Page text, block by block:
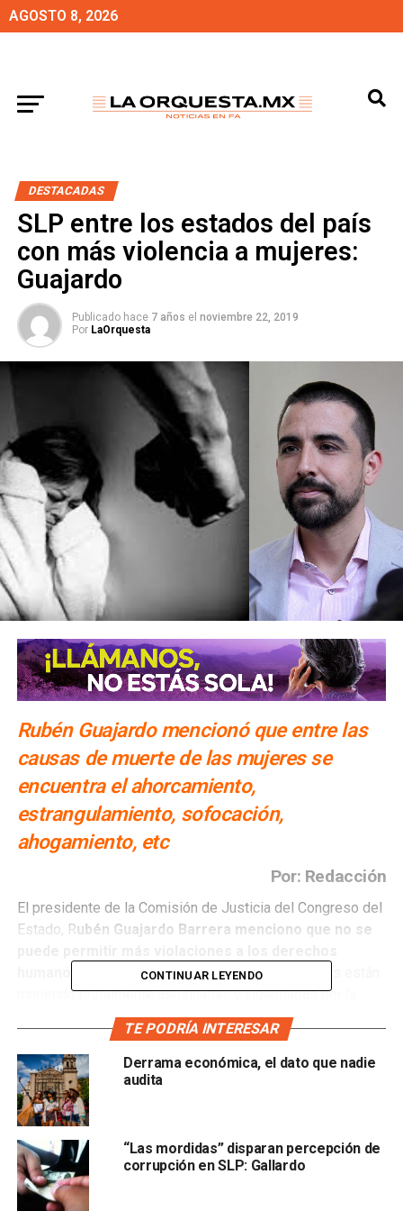
AGOSTO 8, 2026
DESTACADAS
SLP entre los estados del país
con más violencia a mujeres:
Guajardo
Publicado hace 7 años el noviembre 22, 2019
Por LaOrquesta
Rubén Guajardo mencionó que entre las
causas de muerte de las mujeres se
encuentra el ahorcamiento,
estrangulamiento, sofocación,
ahogamiento, etc
Por: Redacción
El presidente de la Comisión de Justicia del Congreso del
Estado, Rubén Guajardo Barrera menciono que no se
humanos de las mujeres potosinas; “hay quienes están
muriendo brutalmente asesinadas y violentadas por la
ceguera gubernamental”.
El diputado recordó que el estado de San Luis Potosí se
encuentra catalogado dentro de los principales estados
con mayor violencia hacia la mujer con u
según se señala el
Geografía (Inegi).
“Esto refleja que sigue habiendo desigualdad de género y
que hay una brecha por recorrer para generar los
CONTINUAR LEYENDO
TE PODRÍA INTERESAR
Derrama económica, el dato que nadie
audita
“Las mordidas” disparan percepción de
corrupción en SLP: Gallardo